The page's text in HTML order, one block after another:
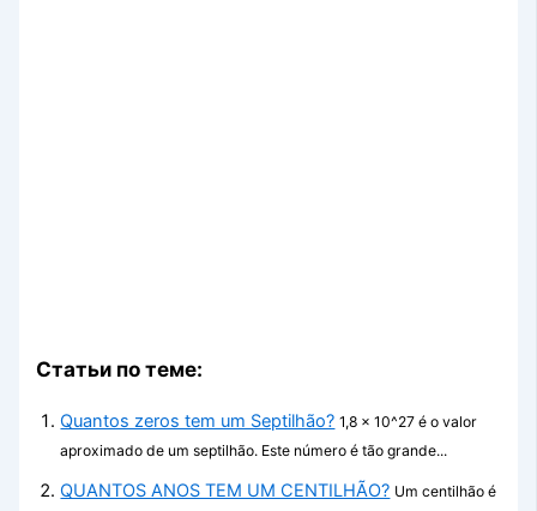
Статьи по теме:
Quantos zeros tem um Septilhão? 1,8 x 10^27 é o valor
aproximado de um septilhão. Este número é tão grande...
QUANTOS ANOS TEM UM CENTILHÃO? Um centilhão é